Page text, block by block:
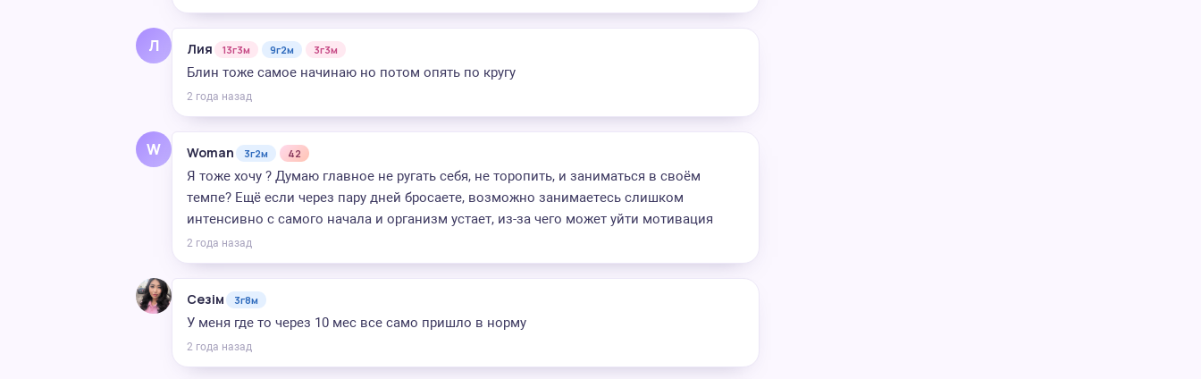
Л Лия 13г3м 9г2м 3г3м
Блин тоже самое начинаю но потом опять по кругу
2 года назад
W Woman 3г2м 42
Я тоже хочу ? Думаю главное не ругать себя, не торопить, и заниматься в своём
темпе? Ещё если через пару дней бросаете, возможно занимаетесь слишком
интенсивно с самого начала и организм устает, из-за чего может уйти мотивация
2 года назад
Сезім 3г8м
У меня где то через 10 мес все само пришло в норму
2 года назад